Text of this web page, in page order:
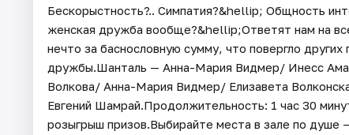
Бескорыстность?.. Симпатия?&hellip; Общность
женская дружба вообще?&hellip;Ответят нам на
нечто за баснословную сумму, что повергло
дружбы.Шанталь — Анна-Мария Видмер/ Инесс
Волкова/ Анна-Мария Видмер/ Елизавета
Евгений Шамрай.Продолжительность: 1 час 30
розыгрыш призов.Выбирайте места в зале по душе